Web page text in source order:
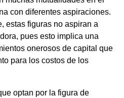
con diferentes aspiraciones.
estas figuras no aspiran a
pues esto implica una
onerosos de capital que
para los costos de los
optan por la figura de